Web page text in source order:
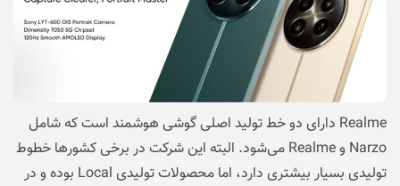
Realme دارای دو خط تولید اصلی گوشی هوشمند است که شامل
Narzo و Realme می‌شود. البته این شرکت در برخی کشورها خطوط
تولیدی بسیار بیشتری دارد، اما محصولات تولیدی Local بوده و در